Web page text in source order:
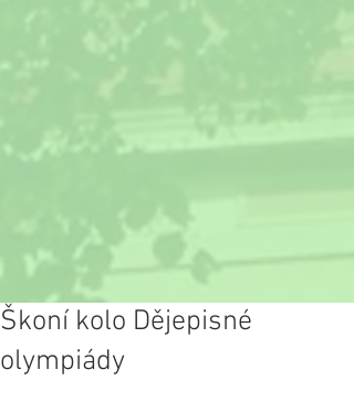
Škoní kolo Dějepisné
olympiády